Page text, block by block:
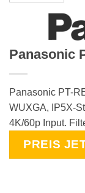
Panasonic
Panasonic PT-
WUXGA, IP5X-
4K/60p Input.
PREIS